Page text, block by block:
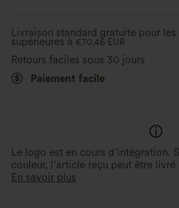
Enfilable Danse
Livraison standard gratuite pour
supérieures à €70,46 EUR
Retours faciles sous 30 jours
Paiement facile
Le logo est en cours d’intégration.
couleur, l’article reçu peut être
En savoir plus